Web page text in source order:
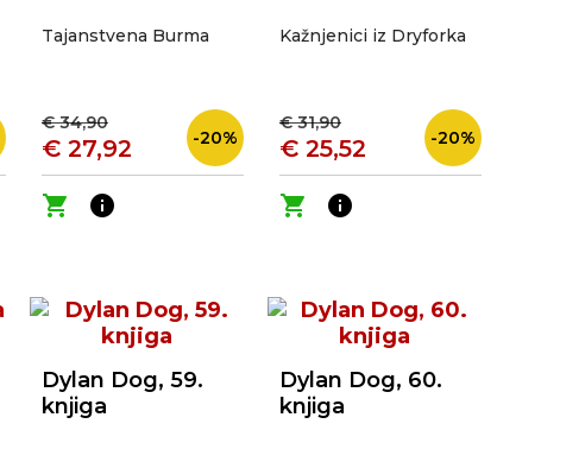
Tajanstvena Burma
€ 34,90
€ 27,92 -20%
shopping_cart info
Kažnjenici iz Dryforka
€ 31,90
€ 25,52 -20%
shopping_cart info
Dylan Dog, 59.
knjiga
Dylan Dog, 60.
knjiga